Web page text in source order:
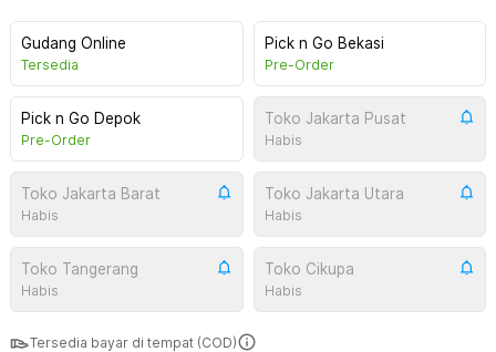
Gudang Online
Tersedia
Pick n Go Bekasi
Pre-Order
Pick n Go Depok
Pre-Order
Toko Jakarta Pusat
Habis
Toko Jakarta Barat
Habis
Toko Jakarta Utara
Habis
Toko Tangerang
Habis
Toko Cikupa
Habis
Tersedia bayar di tempat (COD)